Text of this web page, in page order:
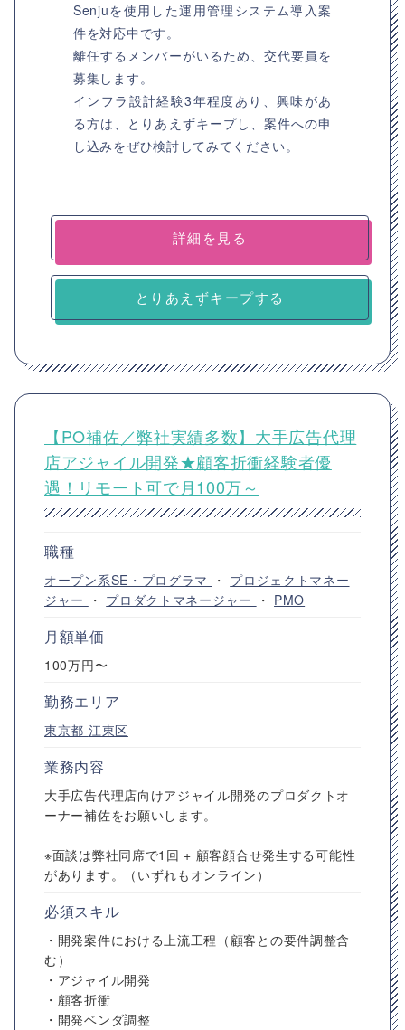
Senjuを使用した運用管理システム導入案
件を対応中です。
離任するメンバーがいるため、交代要員を
募集します。
インフラ設計経験3年程度あり、興味があ
る方は、とりあえずキープし、案件への申
し込みをぜひ検討してみてください。
詳細を見る
とりあえずキープする
【PO補佐／弊社実績多数】大手広告代理
店アジャイル開発★顧客折衝経験者優
遇！リモート可で月100万～
職種
オープン系SE・プログラマ ・ プロジェクトマネー
ジャー
・ プロダクトマネージャー ・ PMO
月額単価
100万円〜
勤務エリア
東京都 江東区
業務内容
大手広告代理店向けアジャイル開発のプロダクトオ
ーナー補佐をお願いします。
※面談は弊社同席で1回 + 顧客顔合せ発生する可能性
があります。（いずれもオンライン）
必須スキル
・開発案件における上流工程（顧客との要件調整含
む）
・アジャイル開発
・顧客折衝
・開発ベンダ調整